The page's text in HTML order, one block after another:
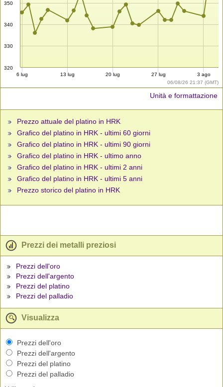
06/08/26 21:37 (GMT)
320
330
340
350
6 lug 13 lug 20 lug 27 lug 3 ago
Unità e formattazione
Prezzo attuale del platino in HRK
Grafico del platino in HRK - ultimi 60 giorni
Grafico del platino in HRK - ultimi 90 giorni
Grafico del platino in HRK - ultimo anno
Grafico del platino in HRK - ultimi 2 anni
Grafico del platino in HRK - ultimi 5 anni
Prezzo storico del platino in HRK
Prezzi dei metalli preziosi
Prezzi dell'oro
Prezzi dell'argento
Prezzi del platino
Prezzi del palladio
Visualizza
Prezzi dell'oro
Prezzi dell'argento
Prezzi del platino
Prezzi del palladio